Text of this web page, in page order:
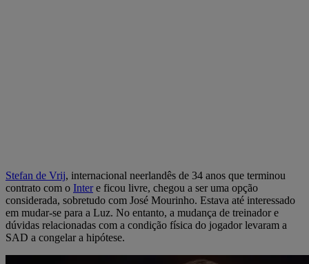
Stefan de Vrij, internacional neerlandês de 34 anos que terminou
contrato com o Intere ficou livre, chegou a ser uma opção
considerada, sobretudo com José Mourinho. Estava até interessado
em mudar-se para a Luz. No entanto, a mudança de treinador e
dúvidas relacionadas com a condição física do jogador levaram a
SAD a congelar a hipótese.